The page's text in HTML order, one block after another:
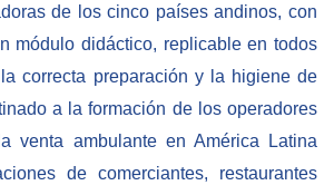
de los cinco países andinos, con
módulo didáctico, replicable en todos
correcta preparación y la higiene de
a la formación de los operadores
venta ambulante en América Latina
de comerciantes, restaurantes